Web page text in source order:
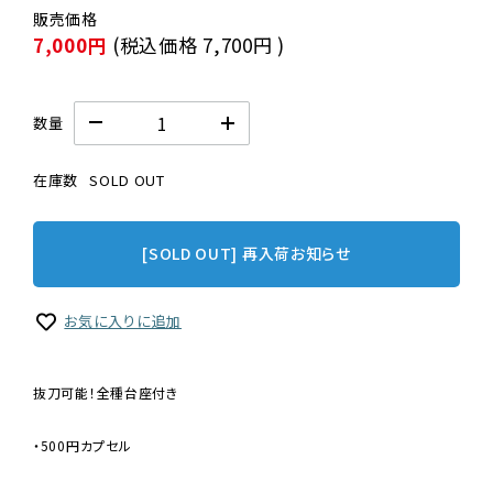
7,000円 (税込価格 7,700円 )
数量
在庫数 SOLD OUT
[SOLD OUT] 再入荷お知らせ
お気に入りに追加
抜刀可能！全種台座付き
・500円カプセル